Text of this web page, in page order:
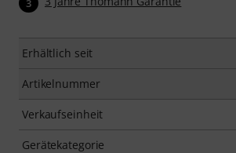
Erhältlich seit
Artikelnummer
Verkaufseinheit
Gerätekategorie